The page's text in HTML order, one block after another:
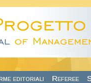
editoriali Referee